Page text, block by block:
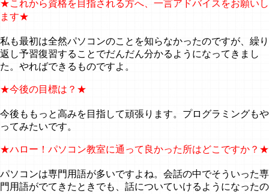
★これから資格を目指される方へ、一言アドバイスをお願いし
ます★
私も最初は全然パソコンのことを知らなかったのですが、繰り
返し予習復習することでだんだん分かるようになってきまし
た。やればできるものですよ。
★今後の目標は？★
今後ももっと高みを目指して頑張ります。プログラミングもや
ってみたいです。
★ハロー！パソコン教室に通って良かった所はどこですか？★
パソコンは専門用語が多いですよね。会話の中でそういった専
門用語がでてきたときでも、話についていけるようになったの